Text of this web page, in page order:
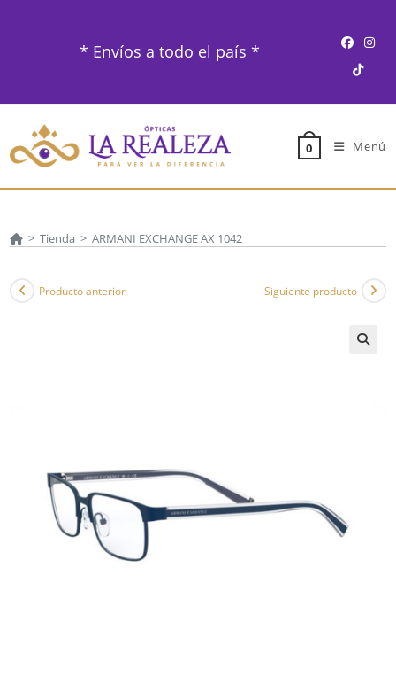
* Envíos a todo el país *
0 Menú
> Tienda > ARMANI EXCHANGE AX 1042
Producto anterior Siguiente producto